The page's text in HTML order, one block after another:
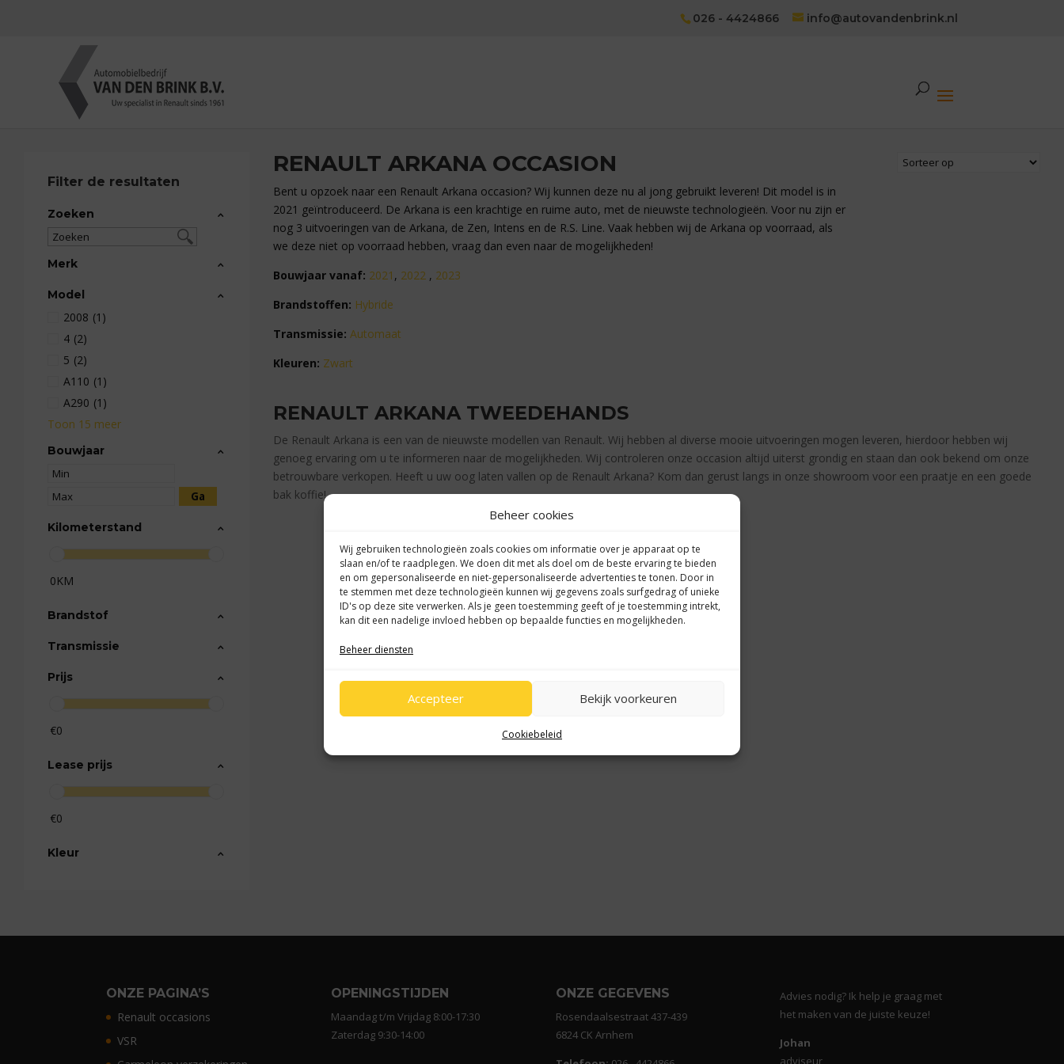
Beheer cookies
Wij gebruiken technologieën zoals cookies om informatie over je apparaat op te
slaan en/of te raadplegen. We doen dit met als doel om de beste ervaring te bieden
en om gepersonaliseerde en niet-gepersonaliseerde advertenties te tonen. Door in
te stemmen met deze technologieën kunnen wij gegevens zoals surfgedrag of unieke
ID's op deze site verwerken. Als je geen toestemming geeft of je toestemming intrekt,
kan dit een nadelige invloed hebben op bepaalde functies en mogelijkheden.
Beheer diensten
Accepteer Bekijk voorkeuren
Cookiebeleid
026 - 4424866 info@autovandenbrink.nl
Filter de resultaten
Zoeken
Merk
Model
2008 (1)
4 (2)
5 (2)
A110 (1)
A290 (1)
Toon 15 meer
Bouwjaar
Kilometerstand
0KM
Brandstof
Transmissie
Prijs
€0
Lease prijs
€0
Kleur
RENAULT ARKANA OCCASION
Bent u opzoek naar een Renault Arkana occasion? Wij kunnen deze nu al jong gebruikt leveren! Dit model is in
2021 geïntroduceerd. De Arkana is een krachtige en ruime auto, met de nieuwste technologieën. Voor nu zijn er
nog 3 uitvoeringen van de Arkana, de Zen, Intens en de R.S. Line. Vaak hebben wij de Arkana op voorraad, als
we deze niet op voorraad hebben, vraag dan even naar de mogelijkheden!
Bouwjaar vanaf: 2021 , 2022 , 2023
Brandstoffen: Hybride
Transmissie: Automaat
Kleuren: Zwart
RENAULT ARKANA TWEEDEHANDS
De Renault Arkana is een van de nieuwste modellen van Renault. Wij hebben al diverse mooie uitvoeringen mogen leveren, hierdoor hebben wij
genoeg ervaring om u te informeren naar de mogelijkheden. Wij controleren onze occasion altijd uiterst grondig en staan dan ook bekend om onze
betrouwbare verkopen. Heeft u uw oog laten vallen op de Renault Arkana? Kom dan gerust langs in onze showroom voor een praatje en een goede
bak koffie!
ONZE PAGINA’S
Renault occasions
VSR
OPENINGSTIJDEN
Maandag t/m Vrijdag 8:00-17:30
Zaterdag 9:30-14:00
ONZE GEGEVENS
Rosendaalsestraat 437-439
6824 CK Arnhem
Advies nodig? Ik help je graag met
het maken van de juiste keuze!
Johan
adviseur